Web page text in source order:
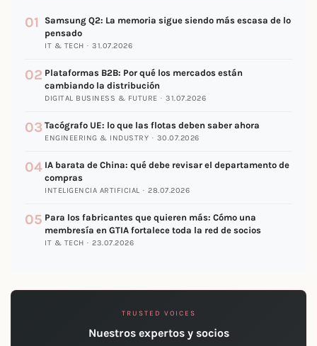
01
Samsung Q2: La memoria sigue siendo más escasa de lo
pensado
IT & TECH · 31.07.2026
02 Plataformas B2B: Por qué los mercados están
cambiando la distribución
DIGITAL BUSINESS & FUTURE · 31.07.2026
03 Tacógrafo UE: lo que las flotas deben saber ahora
ENGINEERING & INDUSTRY · 30.07.2026
04 IA barata de China: qué debe revisar el departamento de
compras
INTELIGENCIA ARTIFICIAL · 28.07.2026
05 Para los fabricantes que quieren más: Cómo una
membresía en GTIA fortalece toda la red de socios
IT & TECH · 23.07.2026
TRUSTED VOICES
Nuestros expertos y socios